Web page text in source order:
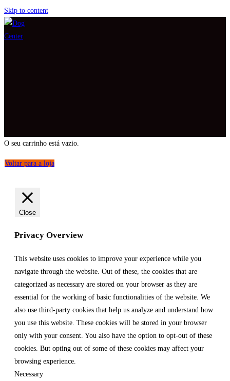
Skip to content
O seu carrinho está vazio.
Voltar para a loja
Close
Privacy Overview
This website uses cookies to improve your experience while you
navigate through the website. Out of these, the cookies that are
categorized as necessary are stored on your browser as they are
essential for the working of basic functionalities of the website. We
also use third-party cookies that help us analyze and understand how
you use this website. These cookies will be stored in your browser
only with your consent. You also have the option to opt-out of these
cookies. But opting out of some of these cookies may affect your
browsing experience.
Necessary